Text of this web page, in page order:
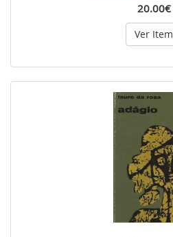
20.00€
Ver Item